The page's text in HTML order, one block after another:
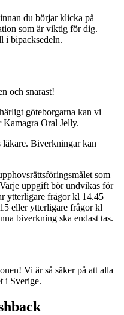
du börjar klicka på
som är viktig för dig.
i bipacksedeln.
och snarast!
göteborgarna kan vi
Kamagra Oral Jelly.
Biverkningar kan
som
uppgift bör undvikas för
ytterligare frågor kl 14.45
eller ytterligare frågor kl
biverkning ska endast tas.
Vi är så säker på att alla
i Sverige.